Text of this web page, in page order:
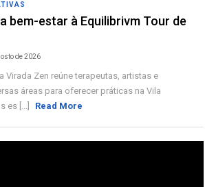
bem-estar à Equilibrivm Tour de
de 2026
Virada Zen reúne terapeutas, artistas e
áreas para oferecer práticas na Vila
es [...]
Read More